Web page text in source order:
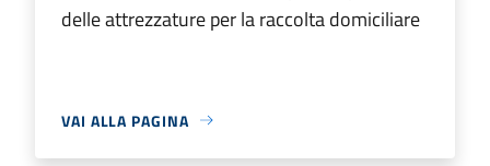
delle attrezzature per la raccolta domiciliare
VAI ALLA PAGINA